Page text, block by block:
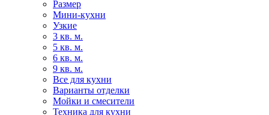
Размер
Мини-кухни
Узкие
3 кв. м.
5 кв. м.
6 кв. м.
9 кв. м.
Все для кухни
Варианты отделки
Мойки и смесители
Техника для кухни